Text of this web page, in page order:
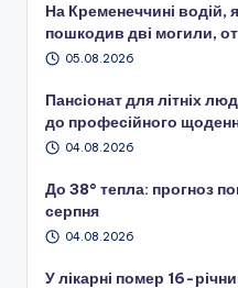
На Кременеччині водій,
пошкодив дві могили,
05.08.2026
Пансіонат для літніх
до професійного
04.08.2026
До 38° тепла: прогноз
серпня
04.08.2026
У лікарні помер 16-